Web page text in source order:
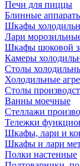
Печи для пиццы
Блинные
Шкафы
Лари
Шкафы шоковой
Камеры
Столы
Холодильные
Столы
Ванны моечные
Стеллажи
Тележки
Шкафы, лари и
Шкафы и лари
Полки настенные